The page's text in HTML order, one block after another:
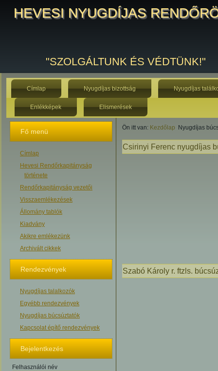
HEVESI NYUGDÍJAS
"SZOLGÁLTUNK ÉS VÉDTÜNK!"
Címlap Nyugdíjas bizottság Nyugdíjas
Enlékképek Elismerések
Fő menü
Címlap
Hevesi Rendőrkapitányság
története
Rendőrkapitányság vezetői
Visszaemlékezések
Állomány tablók
Kiadvány
Akikre emlékezünk
Archivált cikkek
Rendezvények
Nyugdíjas talalkozók
Egyébb rendezvények
Nyugdíjas búcsúztatók
Kapcsolat építő rendezvények
Bejelentkezés
Felhasználói név
Ön itt van: Kezdőlap Nyugdíjas
Csirinyi Ferenc nyugdíjas
Szabó Károly r. ftzls.